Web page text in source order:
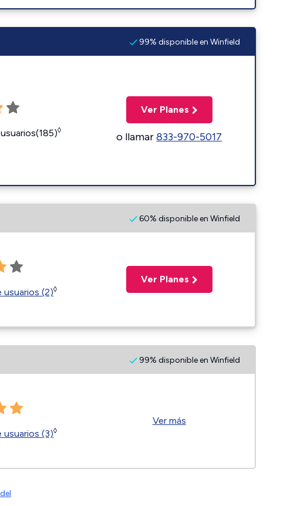
99% disponible en Winfield
◊
Ver Planes
o llamar833-970-5017
60% disponible en Winfield
usuarios (2)◊
Ver Planes
99% disponible en Winfield
usuarios (3)◊
Ver más